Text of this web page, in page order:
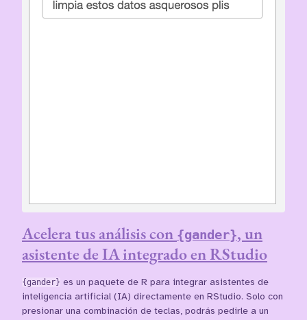
Acelera tus análisis con {gander}, un
asistente de IA integrado en RStudio
{gander} es un paquete de R para integrar asistentes de
inteligencia artificial (IA) directamente en RStudio. Solo con
presionar una combinación de teclas, podrás pedirle a un